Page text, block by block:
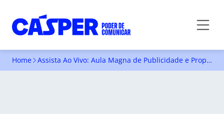
Home Assista Ao Vivo: Aula Magna de Publicidade e Propaganda